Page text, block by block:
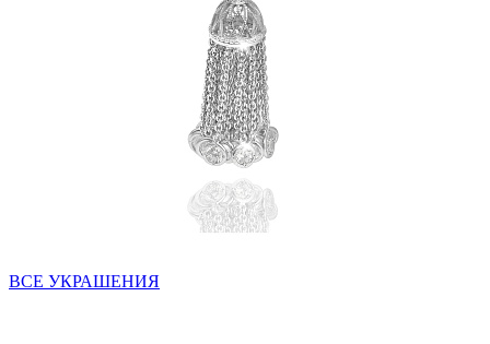
ВСЕ УКРАШЕНИЯ